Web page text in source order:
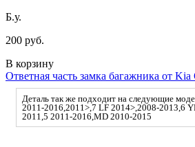
Б.у.
200 руб.
В корзину
Ответная часть замка багажника от Kia
Деталь так же подходит на следующие
2011-2016,2011>,7 LF 2014>,2008-2013,6
2011,5 2011-2016,MD 2010-2015